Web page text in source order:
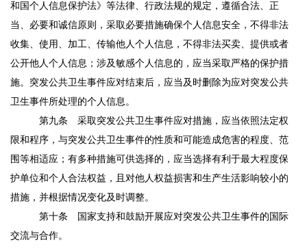
和国个人信息保护法》等法律、行政法规的规定，遵循合法、正
当、必要和诚信原则，采取必要措施确保个人信息安全，不得非法
收集、使用、加工、传输他人个人信息，不得非法买卖、提供或者
公开他人个人信息；涉及敏感个人信息的，应当采取严格的保护措
施。突发公共卫生事件应对结束后，应当及时删除为应对突发公共
卫生事件所处理的个人信息。
第九条 采取突发公共卫生事件应对措施，应当依照法定权
限和程序，与突发公共卫生事件的性质和可能造成危害的程度、范
围等相适应；有多种措施可供选择的，应当选择有利于最大程度保
护单位和个人合法权益，且对他人权益损害和生产生活影响较小的
措施，并根据情况变化及时调整。
第十条 国家支持和鼓励开展应对突发公共卫生事件的国际
交流与合作。